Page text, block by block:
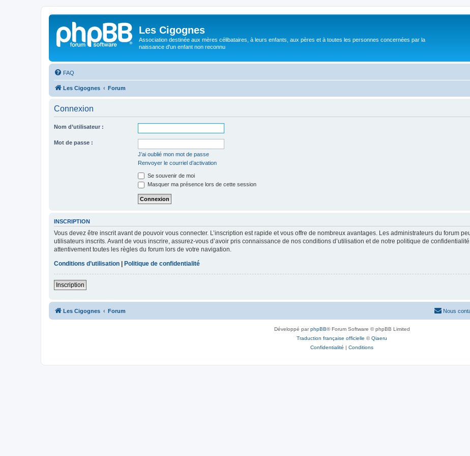
Les Cigognes
Association destinée aux mères célibataires, à leurs enfants, aux pères et à toutes les personnes concernées par la
naissance d'un enfant non reconnu
FAQ
Les Cigognes Forum
Connexion
Nom d’utilisateur :
Mot de passe :
J’ai oublié mon mot de passe
Renvoyer le courriel d’activation
Se souvenir de moi
Masquer ma présence lors de cette session
INSCRIPTION
Vous devez être inscrit avant de pouvoir vous connecter. L’inscription est rapide et vous offre de nombreux avantages. Les administrateurs du forum
utilisateurs inscrits. Avant de vous inscrire, assurez-vous d’avoir pris connaissance de nos conditions d’utilisation et de notre politique de
attentivement toutes les règles du forum lors de votre navigation.
Conditions d’utilisation
Politique de confidentialité
Inscription
Les Cigognes Forum Nous
Développé parphpBB® Forum Software © phpBB Limited
Traduction française officielle ©Qiaeru
Confidentialité | Conditions